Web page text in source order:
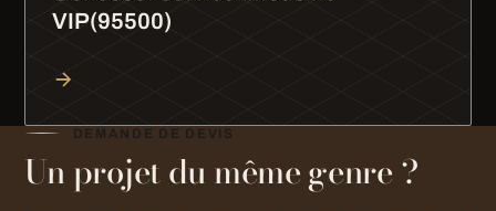
VIP(95500)
DEMANDE DE DEVIS
Un projet du même genre ?